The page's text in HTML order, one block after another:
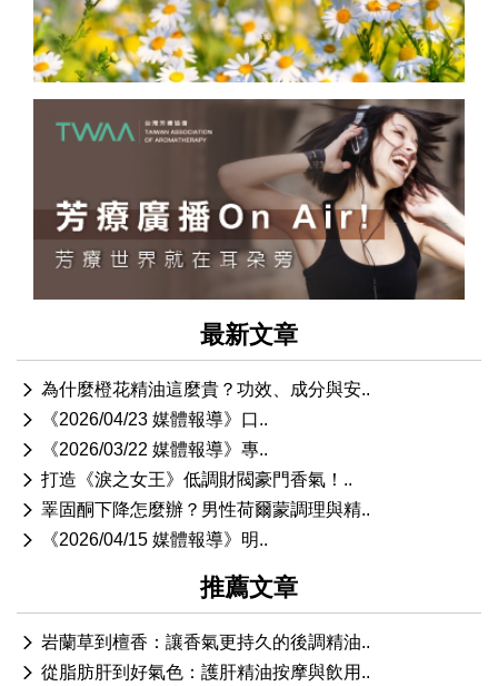
最新文章
為什麼橙花精油這麼貴？功效、成分與安..
《2026/04/23 媒體報導》口..
《2026/03/22 媒體報導》專..
打造《淚之女王》低調財閥豪門香氣！..
睪固酮下降怎麼辦？男性荷爾蒙調理與精..
《2026/04/15 媒體報導》明..
推薦文章
岩蘭草到檀香：讓香氣更持久的後調精油..
從脂肪肝到好氣色：護肝精油按摩與飲用..